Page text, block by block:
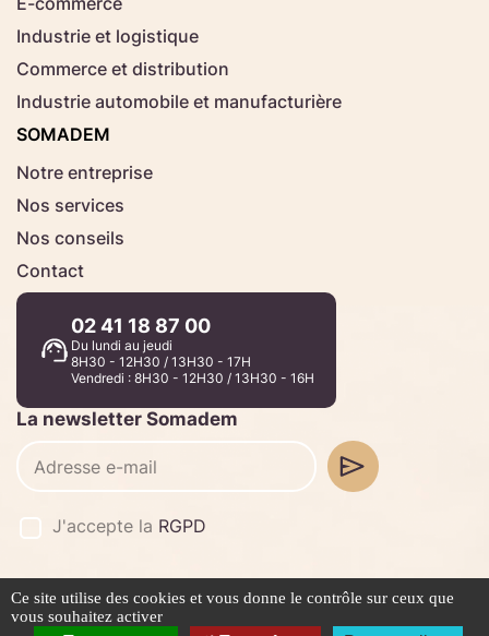
Télécharger
Industrie et logistique
Commerce et distribution
Industrie automobile et manufacturière
SOMADEM
Notre entreprise
Nos services
Nos conseils
Contact
02 41 18 87 00
Du lundi au jeudi
8H30 - 12H30 / 13H30 - 17H
Vendredi : 8H30 - 12H30 / 13H30 - 16H
La newsletter Somadem
J'accepte la RGPD
©2026 -Stafe.fr
Mentions légales
Politique de confidentialité
Ce site utilise des cookies et vous donne le contrôle sur ceux que
vous souhaitez activer